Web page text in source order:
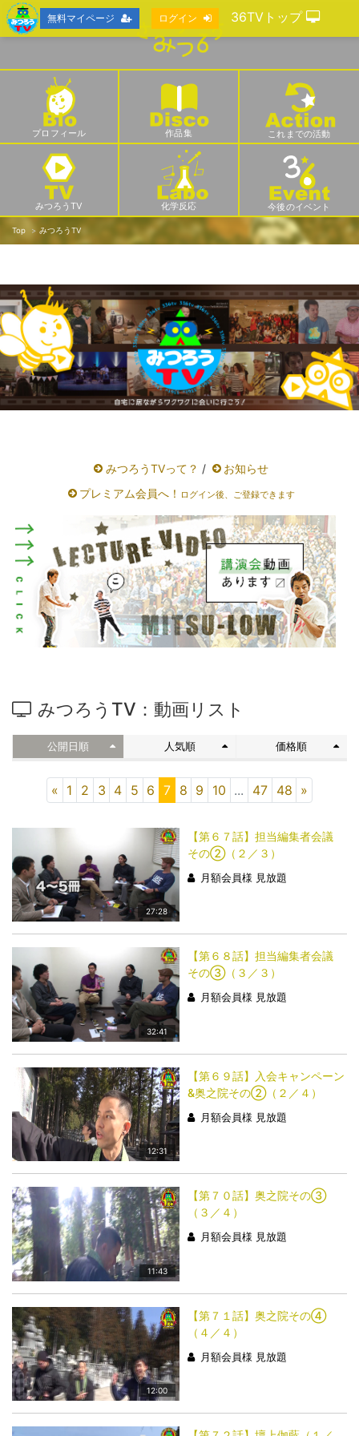
プロフィール 作品集 これまでの活動
みつろうTV 化学反応 今後のイベント
Top みつろうTV
みつろうTVって？ /
お知らせ
プレミアム会員へ！ ログイン後、ご登録できます
みつろうTV：動画リスト
公開日順 人気順 価格順
« 1 2 3 4 5 6 7 8 9 10 ... 47 48 »
27:28
【第６７話】担当編集者会議
その②（２／３）
月額会員様 見放題
32:41
【第６８話】担当編集者会議
その③（３／３）
月額会員様 見放題
12:31
【第６９話】入会キャンペーン
&奥之院その②（２／４）
月額会員様 見放題
11:43
【第７０話】奥之院その③
（３／４）
月額会員様 見放題
12:00
【第７１話】奥之院その④
（４／４）
月額会員様 見放題
無料マイページ ログイン 36TVトップ